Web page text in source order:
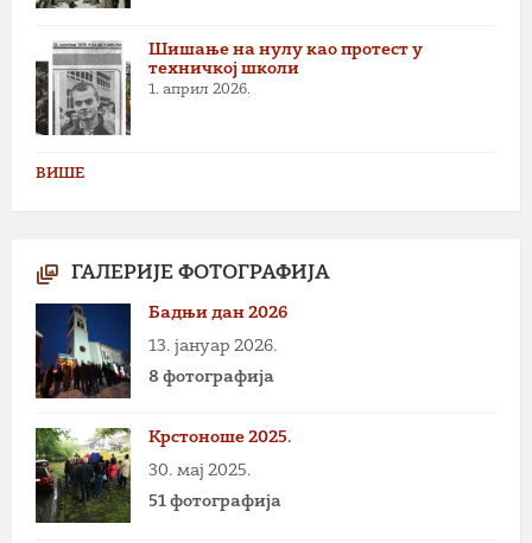
Шишање на нулу као протест у
техничкој школи
1. април 2026.
ВИШЕ
ГАЛЕРИЈЕ ФОТОГРАФИЈА
Бадњи дан 2026
13. јануар 2026.
8 фотографија
Крстоноше 2025.
30. мај 2025.
51 фотографија